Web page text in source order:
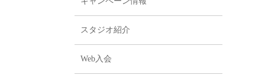
スタジオ紹介
Web入会